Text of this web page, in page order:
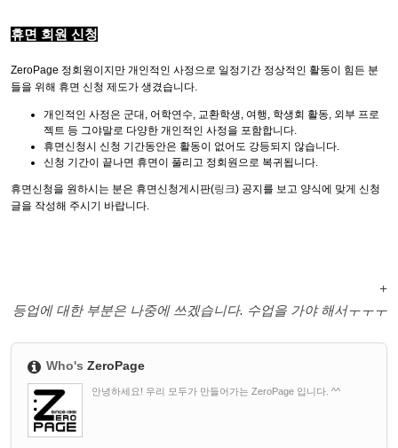
휴면 회원 신청
ZeroPage 정회원이지만 개인적인 사정으로 일정기간 정상적인 활동이 힘든 분
들을 위해 휴면 신청 제도가 생겼습니다.
개인적인 사정은 군대, 어학연수, 교환학생, 여행, 학생회 활동, 외부 프로
젝트 등 그야말로 다양한 개인적인 사정을 포함합니다.
휴면신청시 신청 기간동안은 활동이 없어도 강등되지 않습니다.
신청 기간이 끝나면 휴면이 풀리고 정회원으로 복귀됩니다.
휴면신청을 원하시는 분은 휴면신청게시판(링크) 공지를 보고 양식에 맞게 신청
글을 작성해 주시기 바랍니다.
+
등업에 대한 부분은 나중에 쓰겠습니다. 수업을 가야 해서ㅜㅜㅜ
Who'sZeroPage
안녕하세요! 우리 모두가 만들어가는 ZeroPage 입니다. ^^